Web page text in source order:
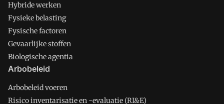
Hybride werken
Fysieke belasting
Fysische factoren
Gevaarlijke stoffen
Biologische agentia
Arbobeleid
Arbobeleid voeren
Risico inventarisatie en -evaluatie (RI&E)